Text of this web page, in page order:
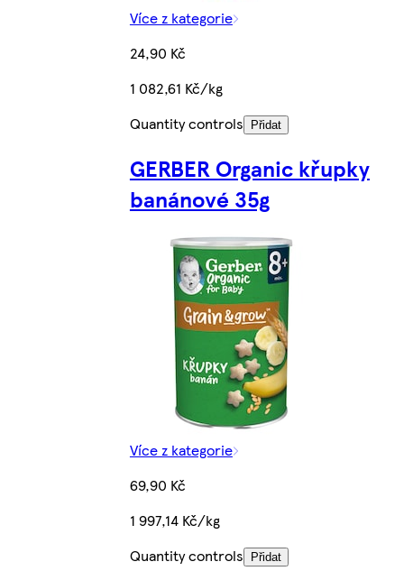
Více z kategorie
24,90 Kč
1 082,61 Kč/kg
Quantity controls
Přidat
GERBER Organic křupky
banánové 35g
Více z kategorie
69,90 Kč
1 997,14 Kč/kg
Quantity controls
Přidat